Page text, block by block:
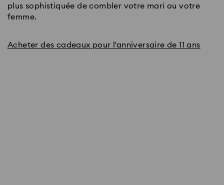
plus sophistiquée de combler votre mari ou votre
femme.
Acheter des cadeaux pour l'anniversaire de 11 ans